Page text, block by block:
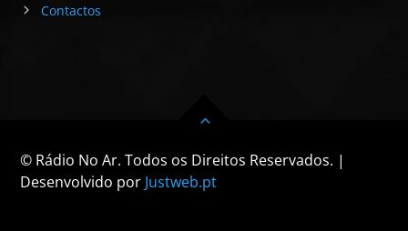
Contactos
© Rádio No Ar. Todos os Direitos Reservados. |
Desenvolvido por Justweb.pt